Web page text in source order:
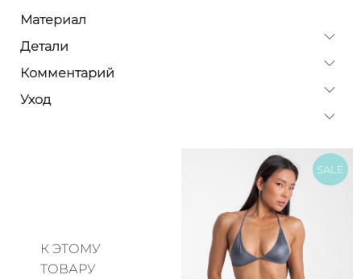
Материал
Детали
Комментарий
Уход
К ЭТОМУ
ТОВАРУ
SALE